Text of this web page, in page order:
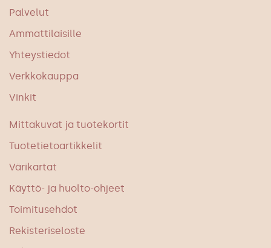
Palvelut
Ammattilaisille
Yhteystiedot
Verkkokauppa
Vinkit
Mittakuvat ja tuotekortit
Tuotetietoartikkelit
Värikartat
Käyttö- ja huolto-ohjeet
Toimitusehdot
Rekisteriseloste